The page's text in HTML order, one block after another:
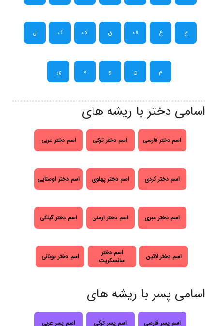
ع غ ف ق ک گ ل
م ن و ه ی
اسامی دختر با ریشه های
اسم دختر فارسی اسم دختر ترکی اسم دختر عربی
اسم دختر کردی اسم دختر پهلوی اسم دختر اوستایی
اسم دختر عبری اسم دختر ارمنی اسم دختر گیلکی
اسم دختر لاتین
اسم دختر
سانسکریت
اسم دختر یونانی
اسامی پسر با ریشه های
اسم پسر فارسی اسم پسر ترکی اسم پسر عربی